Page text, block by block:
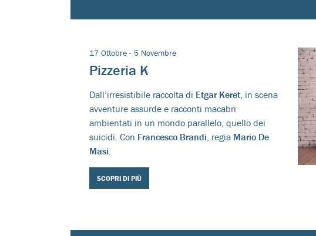
17 Ottobre - 5 Novembre
Pizzeria K
Dall’irresistibile raccolta di Etgar Keret, in scena
avventure assurde e racconti macabri
ambientati in un mondo parallelo, quello dei
suicidi. Con Francesco Brandi, regia Mario De
Masi.
SCOPRI DI PIÙ